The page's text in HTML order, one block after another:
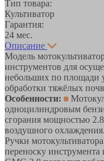
Тип товара:
Культиватор
Гарантия:
24 мес.
Описание
Модель
инструментов для
небольших по площади
обработки тяжёлых
Особенности:
одноцилиндровым
сгорания мощностью
воздушного
Ручки
переноску инструмента